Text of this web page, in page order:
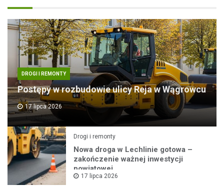
DROGI I REMONTY
Postępy w rozbudowie ulicy Reja w Wągrowcu
17 lipca 2026
Drogi i remonty
Nowa droga w Lechlinie gotowa –
zakończenie ważnej inwestycji
powiatowej
17 lipca 2026